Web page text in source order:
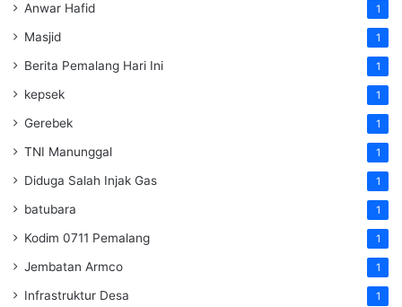
Anwar Hafid 1
Masjid 1
Berita Pemalang Hari Ini 1
kepsek 1
Gerebek 1
TNI Manunggal 1
Diduga Salah Injak Gas 1
batubara 1
Kodim 0711 Pemalang 1
Jembatan Armco 1
Infrastruktur Desa 1